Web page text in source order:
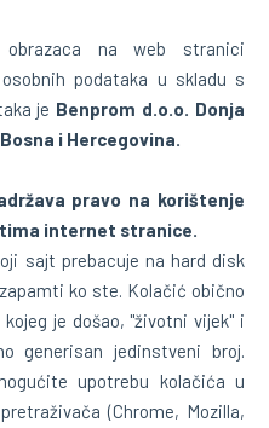
obrazaca na web stranici
podataka u skladu s
je Benprom d.o.o. Donja
i Hercegovina.
pravo na korištenje
internet stranice.
sajt prebacuje na hard disk
ko ste. Kolačić obično
je došao, "životni vijek" i
generisan jedinstveni broj.
upotrebu kolačića u
(Chrome, Mozilla,